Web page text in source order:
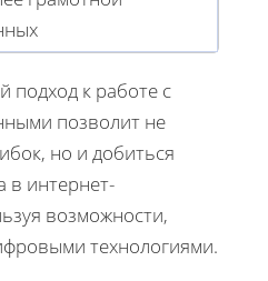
подход к работе с
позволит не
но и добиться
в интернет-
возможности,
технологиями.